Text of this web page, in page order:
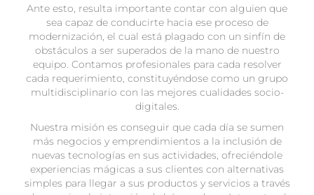
Ante esto, resulta importante contar con alguien que
sea capaz de conducirte hacia ese proceso de
modernización, el cual está plagado con un sinfín de
obstáculos a ser superados de la mano de nuestro
equipo. Contamos profesionales para cada resolver
cada requerimiento, constituyéndose como un grupo
multidisciplinario con las mejores cualidades socio-
digitales.
Nuestra misión es conseguir que cada día se sumen
más negocios y emprendimientos a la inclusión de
nuevas tecnologías en sus actividades, ofreciéndole
experiencias mágicas a sus clientes con alternativas
simples para llegar a sus productos y servicios a través